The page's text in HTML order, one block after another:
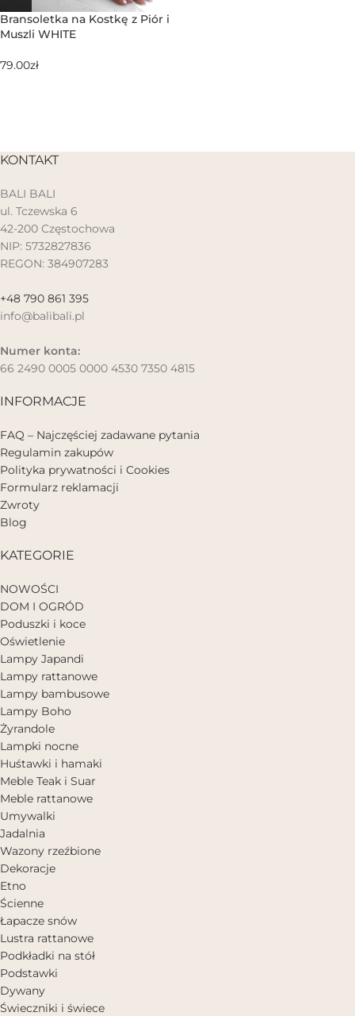
Bransoletka na Kostkę z Piór i
Muszli WHITE
79.00zł
KONTAKT
BALI BALI
ul. Tczewska 6
42-200 Częstochowa
NIP: 5732827836
REGON: 384907283
+48 790 861 395
info@balibali.pl
Numer konta:
66 2490 0005 0000 4530 7350 4815
INFORMACJE
FAQ – Najczęściej zadawane pytania
Regulamin zakupów
Polityka prywatności i Cookies
Formularz reklamacji
Zwroty
Blog
KATEGORIE
NOWOŚCI
DOM I OGRÓD
Poduszki i koce
Oświetlenie
Lampy Japandi
Lampy rattanowe
Lampy bambusowe
Lampy Boho
Żyrandole
Lampki nocne
Huśtawki i hamaki
Meble Teak i Suar
Meble rattanowe
Umywalki
Jadalnia
Wazony rzeźbione
Dekoracje
Etno
Ścienne
Łapacze snów
Lustra rattanowe
Podkładki na stół
Podstawki
Dywany
Świeczniki i świece